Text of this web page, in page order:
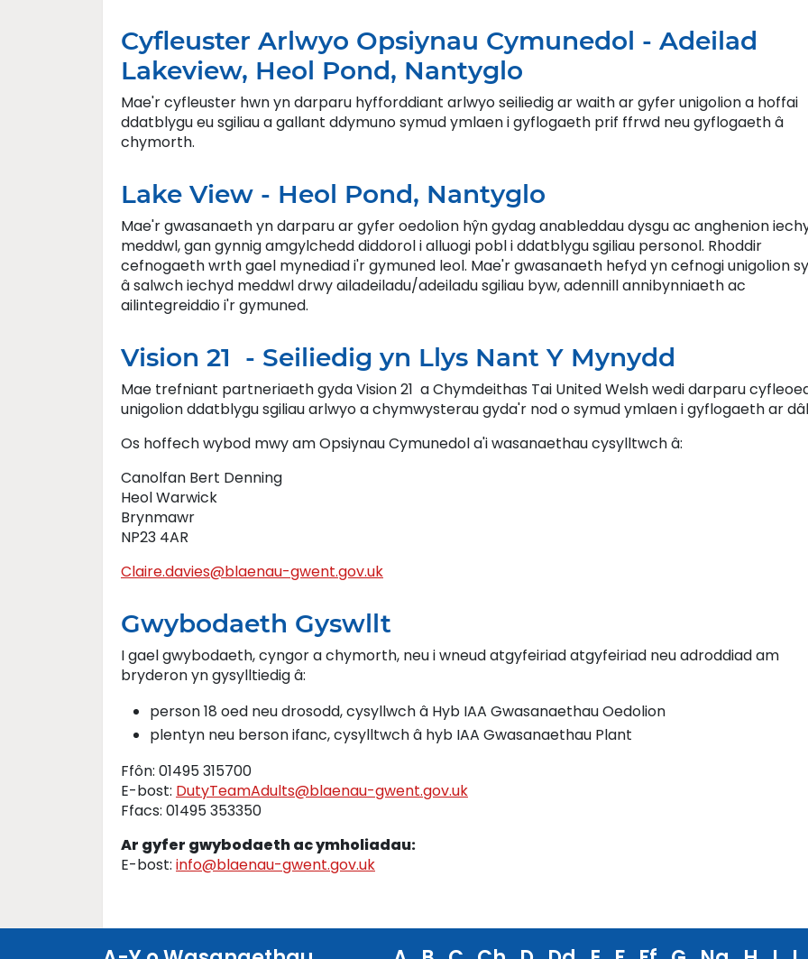
Cyfleuster Arlwyo Opsiynau Cymunedol - Adeilad
Lakeview, Heol Pond, Nantyglo
Mae'r cyfleuster hwn yn darparu hyfforddiant arlwyo seiliedig ar waith ar gyfer unigolion a hoffai
ddatblygu eu sgiliau a gallant ddymuno symud ymlaen i gyflogaeth prif ffrwd neu gyflogaeth â
chymorth.
Lake View - Heol Pond, Nantyglo
Mae'r gwasanaeth yn darparu ar gyfer oedolion hŷn gydag anableddau dysgu ac anghenion
meddwl, gan gynnig amgylchedd diddorol i alluogi pobl i ddatblygu sgiliau personol. Rhoddir
cefnogaeth wrth gael mynediad i'r gymuned leol. Mae'r gwasanaeth hefyd yn cefnogi unigolion
â salwch iechyd meddwl drwy ailadeiladu/adeiladu sgiliau byw, adennill annibynniaeth ac
ailintegreiddio i'r gymuned.
Vision 21 - Seiliedig yn Llys Nant Y Mynydd
Mae trefniant partneriaeth gyda Vision 21 a Chymdeithas Tai United Welsh wedi darparu
unigolion ddatblygu sgiliau arlwyo a chymwysterau gyda'r nod o symud ymlaen i gyflogaeth ar
Os hoffech wybod mwy am Opsiynau Cymunedol a'i wasanaethau cysylltwch â:
Canolfan Bert Denning
Heol Warwick
Brynmawr
NP23 4AR
Claire.davies@blaenau-gwent.gov.uk
Gwybodaeth Gyswllt
I gael gwybodaeth, cyngor a chymorth, neu i wneud atgyfeiriad atgyfeiriad neu adroddiad am
bryderon yn gysylltiedig â:
person 18 oed neu drosodd, cysyllwch â Hyb IAA Gwasanaethau Oedolion
plentyn neu berson ifanc, cysylltwch â hyb IAA Gwasanaethau Plant
Ffôn: 01495 315700
E-bost: DutyTeamAdults@blaenau-gwent.gov.uk
Ffacs: 01495 353350
Ar gyfer gwybodaeth ac ymholiadau:
E-bost: info@blaenau-gwent.gov.uk